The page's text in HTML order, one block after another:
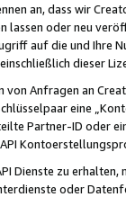
an, dass wir
oder neu
auf die und Ihre
dieser
Anfragen an
eine
Partner-ID oder
Dienste zu
oder